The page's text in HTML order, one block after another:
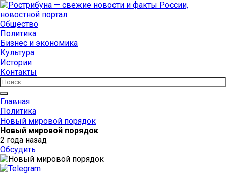
Общество
Политика
Бизнес и экономика
Культура
Истории
Контакты
Главная
Политика
Новый мировой порядок
Новый мировой порядок
2 года назад
Обсудить